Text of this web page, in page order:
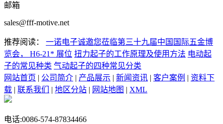
邮箱
sales@fff-motive.net
推荐阅读： 一诺电子诚邀您莅临第三十九届中国国际五金博
览会， H6-21* 展位 扭力起子的工作原理及使用方法 电动起
子的常见种类 气动起子的四种常见分类
网站首页 | 公司简介 | 产品展示 | 新闻资讯 | 客户案例 | 资料下
载 | 联系我们 | 地区分站 | 网站地图 | XML
电话:0086-574-87834466